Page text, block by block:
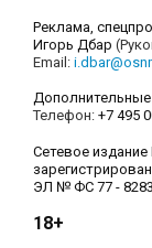
Реклама,
Игорь Дбар
Email:
Дополнительные
Телефон: +7 495
Сетевое
ЭЛ № ФС 77 -
18+